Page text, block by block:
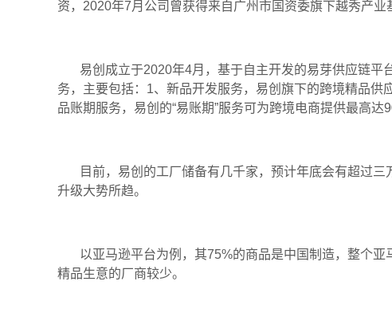
资，2020年7月公司曾获得来自广州市国资委旗下越秀产业
易创成立于2020年4月，基于自主开发的易芽供应链平
务，主要包括：1、新品开发服务，易创旗下的跨境精品供
品账期服务，易创的“易账期”服务可为跨境电商提供最高达
目前，易创的工厂储备有几千家，预计年底会有超过三
升级大势所趋。
以亚马逊平台为例，其75%的商品是中国制造，整个亚
精品生意的厂商较少。